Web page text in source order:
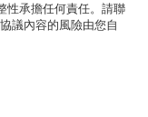
性承擔任何責任。請聯
議內容的風險由您自